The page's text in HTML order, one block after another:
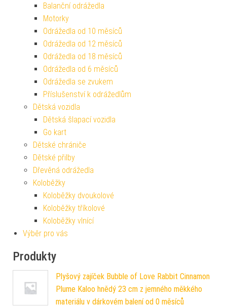
Balanční odrážedla
Motorky
Odrážedla od 10 měsíců
Odrážedla od 12 měsíců
Odrážedla od 18 měsíců
Odrážedla od 6 měsíců
Odrážedla se zvukem
Příslušenství k odrážedlům
Dětská vozidla
Dětská šlapací vozidla
Go kart
Dětské chrániče
Dětské přilby
Dřevěná odrážedla
Koloběžky
Koloběžky dvoukolové
Koloběžky tříkolové
Koloběžky vlnící
Výběr pro vás
Produkty
Plyšový zajíček Bubble of Love Rabbit Cinnamon
Plume Kaloo hnědý 23 cm z jemného měkkého
materiálu v dárkovém balení od 0 měsíců